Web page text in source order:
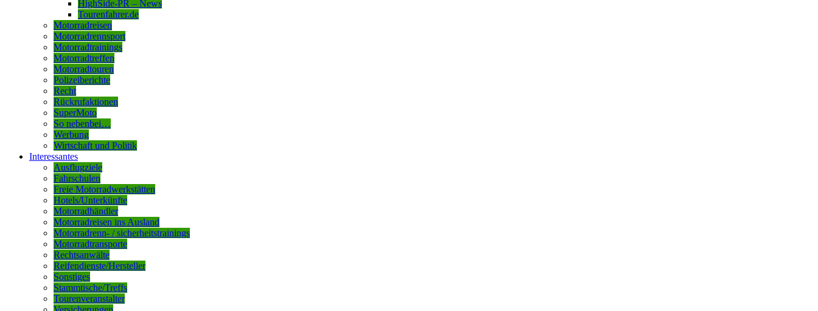
HighSide-PR – News
Tourenfahrer.de
Motorradreisen
Motorradrennsport
Motorradtrainings
Motorradtreffen
Motorradtouren
Polizeiberichte
Recht
Rückrufaktionen
SuperMoto
So nebenbei…
Werbung
Wirtschaft und Politik
Interessantes
Ausflugziele
Fahrschulen
Freie Motorradwerkstätten
Hotels/Unterkünfte
Motorradhändler
Motorradreisen ins Ausland
Motorradrenn- / sicherheitstrainings
Motorradtransporte
Rechtsanwälte
Reifendienste/Hersteller
Sonstiges
Stammtische/Treffs
Tourenveranstalter